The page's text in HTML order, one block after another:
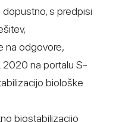
s predpisi
na odgovore,
2020 na portalu S-
biološke
biostabilizacijo